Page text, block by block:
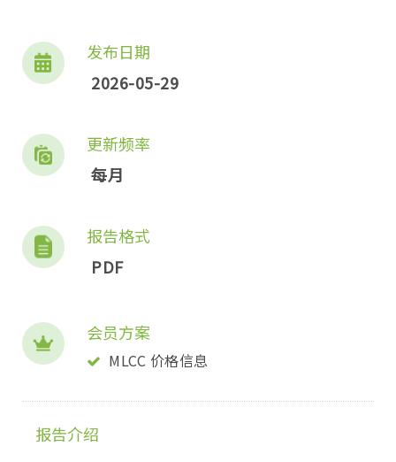
发布日期
2026-05-29
更新频率
每月
报告格式
PDF
会员方案
MLCC 价格信息
报告介绍